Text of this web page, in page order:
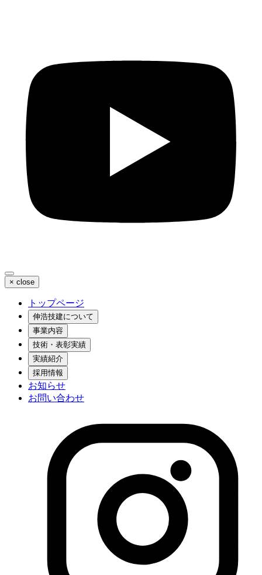
× close
トップページ
伸浩技建について
事業内容
技術・表彰実績
実績紹介
採用情報
お知らせ
お問い合わせ